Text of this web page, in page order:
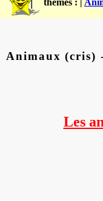
thèmes : |
Animaux (cris)
Les